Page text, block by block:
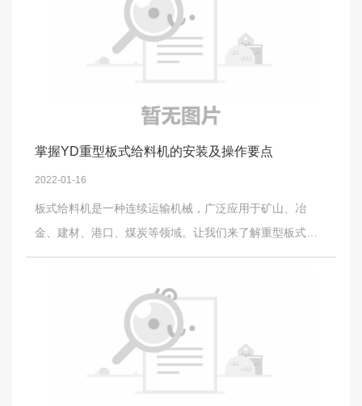
掌握YD重型板式给料机的安装及操作要点
2022-01-16
板式给料机是一种连续运输机械，广泛应用于矿山、冶
金、建材、港口、煤炭等领域。让我们来了解重型板式给
料机的安装和操作维护规则！！1.在使用中，设备在链板上
状态下不允许将物料直接放在链板上。2.机器安装后，卸料
口与链板的距离不应小于物料块径的1.5-2倍，以保证物料
的顺利流动，延长链板的使用寿命。3.履带链条节距磨损到
大于7毫米时，轴套应转一角度或者更换新的链条。4.拆卸